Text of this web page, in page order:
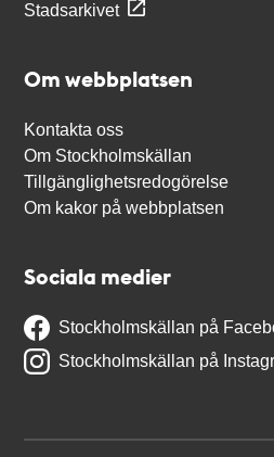
Stadsarkivet
Om webbplatsen
Kontakta oss
Om Stockholmskällan
Tillgänglighetsredogörelse
Om kakor på webbplatsen
Sociala medier
Stockholmskällan på
Stockholmskällan på